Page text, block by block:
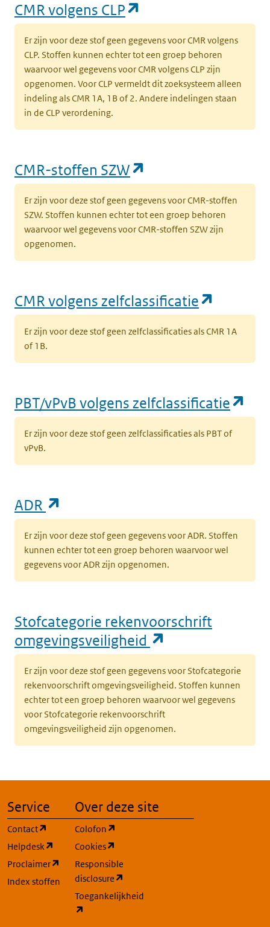
CMR volgens CLP
Er zijn voor deze stof geen gegevens voor CMR volgens
CLP. Stoffen kunnen echter tot een groep behoren
waarvoor wel gegevens voor CMR volgens CLP zijn
opgenomen. Voor CLP vermeldt dit zoeksysteem alleen
indeling als CMR 1A, 1B of 2. Andere indelingen staan
in de CLP verordening.
CMR-stoffen SZW
Er zijn voor deze stof geen gegevens voor CMR-stoffen
SZW. Stoffen kunnen echter tot een groep behoren
waarvoor wel gegevens voor CMR-stoffen SZW zijn
opgenomen.
CMR volgens zelfclassificatie
Er zijn voor deze stof geen zelfclassificaties als CMR 1A
of 1B.
PBT/vPvB volgens zelfclassificatie
Er zijn voor deze stof geen zelfclassificaties als PBT of
vPvB.
ADR
Er zijn voor deze stof geen gegevens voor ADR. Stoffen
kunnen echter tot een groep behoren waarvoor wel
gegevens voor ADR zijn opgenomen.
Stofcategorie rekenvoorschrift
omgevingsveiligheid
Er zijn voor deze stof geen gegevens voor Stofcategorie
rekenvoorschrift omgevingsveiligheid. Stoffen kunnen
echter tot een groep behoren waarvoor wel gegevens
voor Stofcategorie rekenvoorschrift
omgevingsveiligheid zijn opgenomen.
Service
Contact
(opent in een nieuw tabblad)
Helpdesk
(opent in een nieuw tabblad)
Proclaimer
(opent in een nieuw tabblad)
Index stoffen
Over deze site
Colofon
Cookies
Responsible
disclosure
Toegankelijkheid